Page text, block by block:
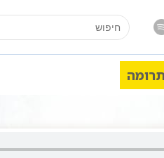
Search
for:
תרומה
יהודה